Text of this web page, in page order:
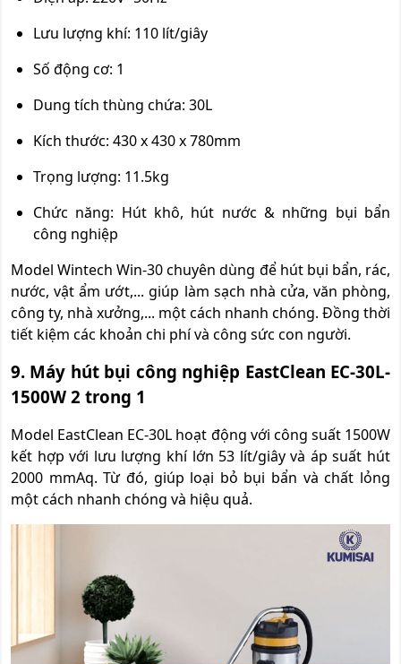
Lưu lượng khí: 110 lít/giây
Số động cơ: 1
Dung tích thùng chứa: 30L
Kích thước: 430 x 430 x 780mm
Trọng lượng: 11.5kg
Chức năng: Hút khô, hút nước & những bụi bẩn
công nghiệp
Model Wintech Win-30 chuyên dùng để hút bụi bẩn, rác,
nước, vật ẩm ướt,... giúp làm sạch nhà cửa, văn phòng,
công ty, nhà xưởng,... một cách nhanh chóng. Đồng thời
tiết kiệm các khoản chi phí và công sức con người.
9. Máy hút bụi công nghiệp EastClean EC-30L-
1500W 2 trong 1
Model EastClean EC-30L hoạt động với công suất 1500W
kết hợp với lưu lượng khí lớn 53 lít/giây và áp suất hút
2000 mmAq. Từ đó, giúp loại bỏ bụi bẩn và chất lỏng
một cách nhanh chóng và hiệu quả.